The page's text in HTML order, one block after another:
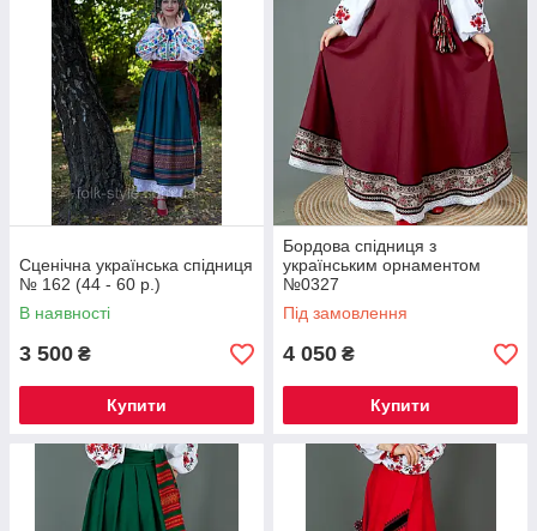
Сценічна українська спідниця
№ 162 (44 - 60 р.)
В наявності
3 500 ₴
Купити
Бордова спідниця з
українським орнаментом
№0327
Під замовлення
4 050 ₴
Купити